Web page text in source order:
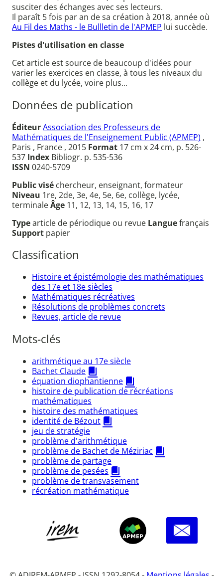
susciter des échanges avec ses lecteurs.
Il paraît 5 fois par an de sa création à 2018, année où
Au Fil des Maths - le Bullletin de l'APMEP lui succède.
Pistes d'utilisation en classe
Cet article est source de beaucoup d'idées pour
varier les exercices en classe, à tous les niveaux du
collège et du lycée, voire plus...
Données de publication
ÉditeurAssociation des Professeurs de
Mathématiques de l'Enseignement Public (APMEP) ,
Paris , France , 2015 Format 17 cm x 24 cm, p. 526-
537 Index Bibliogr. p. 535-536
ISSN 0240-5709
Public visé chercheur, enseignant, formateur
Niveau 1re, 2de, 3e, 4e, 5e, 6e, collège, lycée,
terminaleÂge 11, 12, 13, 14, 15, 16, 17
Typearticle de périodique ou revue Languefrançais
Support papier
Classification
Histoire et épistémologie des mathématiques
des 17e et 18e siècles
Mathématiques récréatives
Résolutions de problèmes concrets
Revues, article de revue
Mots-clés
arithmétique au 17e siècle
Bachet Claude
équation diophantienne
histoire de publication de récréations
mathématiques
histoire des mathématiques
identité de Bézout
jeu de stratégie
problème d'arithmétique
problème de Bachet de Méziriac
problème de partage
problème de pesées
problème de transvasement
récréation mathématique